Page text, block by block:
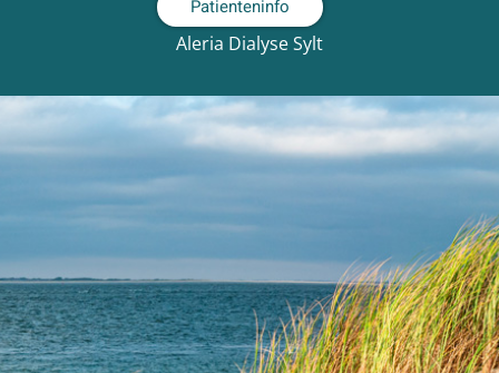
Patienteninfo
Aleria Dialyse Sylt